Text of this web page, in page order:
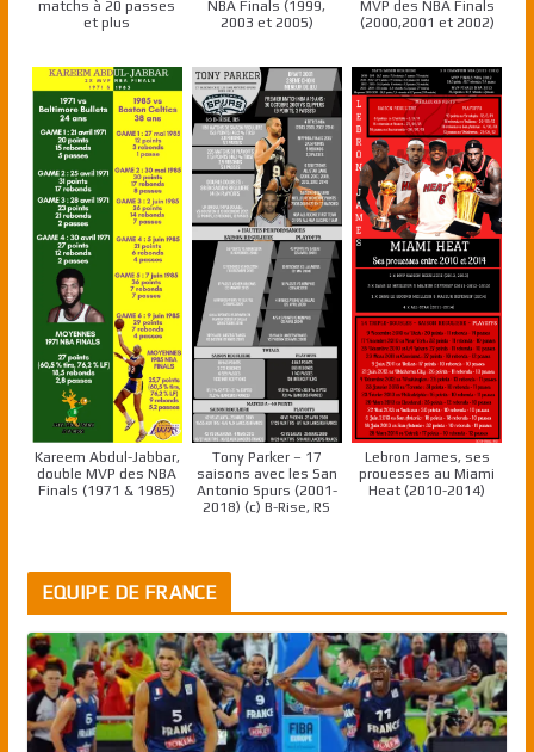
matchs à 20 passes
et plus
NBA Finals (1999,
2003 et 2005)
MVP des NBA Finals
(2000,2001 et 2002)
Kareem Abdul-Jabbar,
double MVP des NBA
Finals (1971 & 1985)
Tony Parker – 17
saisons avec les San
Antonio Spurs (2001-
2018) (c) B-Rise, RS
Lebron James, ses
prouesses au Miami
Heat (2010-2014)
EQUIPE DE FRANCE